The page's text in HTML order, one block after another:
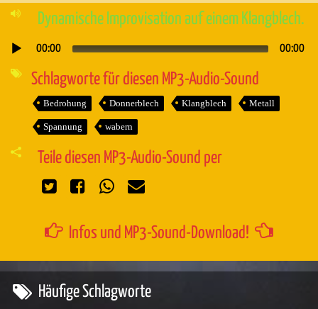
Dynamische Improvisation auf einem Klangblech.
Audio-
00:00 00:00
Schlagworte für diesen MP3-Audio-Sound
Bedrohung Donnerblech Klangblech Metall
Spannung wabern
Teile diesen MP3-Audio-Sound per
Infos und MP3-Sound-Download!
Häufige Schlagworte